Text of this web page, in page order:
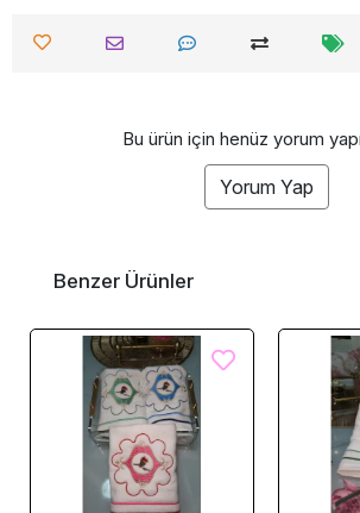
Bu ürün için henüz yorum
Yorum Yap
Benzer Ürünler